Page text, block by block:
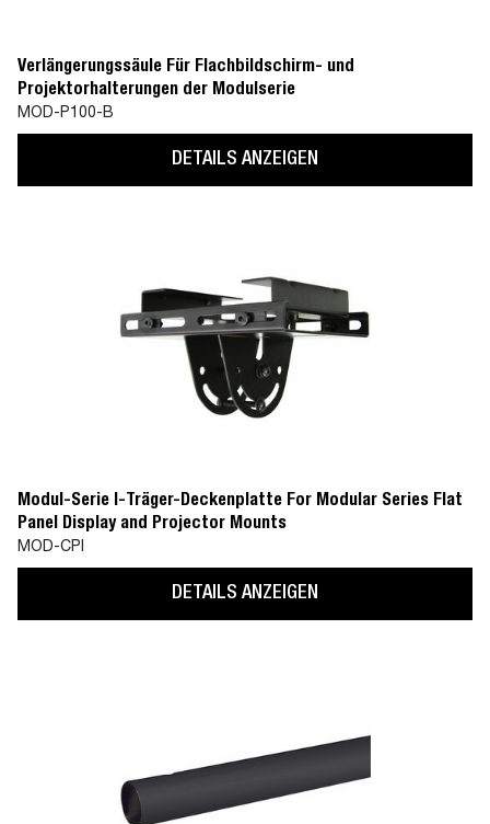
Verlängerungssäule Für Flachbildschirm- und
Projektorhalterungen der Modulserie
MOD-P100-B
DETAILS ANZEIGEN
Modul-Serie I-Träger-Deckenplatte For Modular Series Flat
Panel Display and Projector Mounts
MOD-CPI
DETAILS ANZEIGEN